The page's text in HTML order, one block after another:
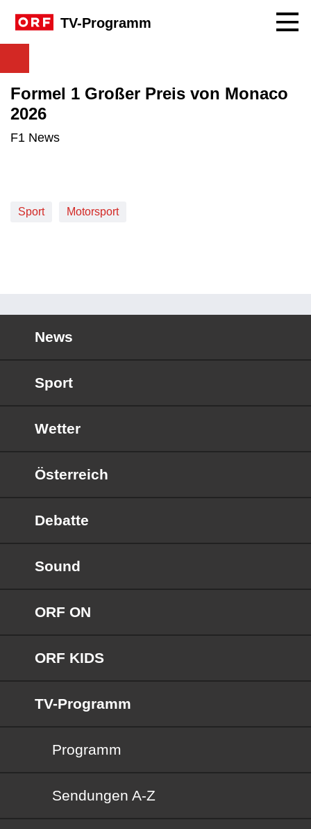
TV-Programm
Formel 1 Großer Preis von Monaco
2026
F1 News
Sport Motorsport
News
Sport
Wetter
Österreich
Debatte
Sound
ORF ON
ORF KIDS
TV-Programm
Programm
Sendungen von A bis Z
Sendungen A-Z